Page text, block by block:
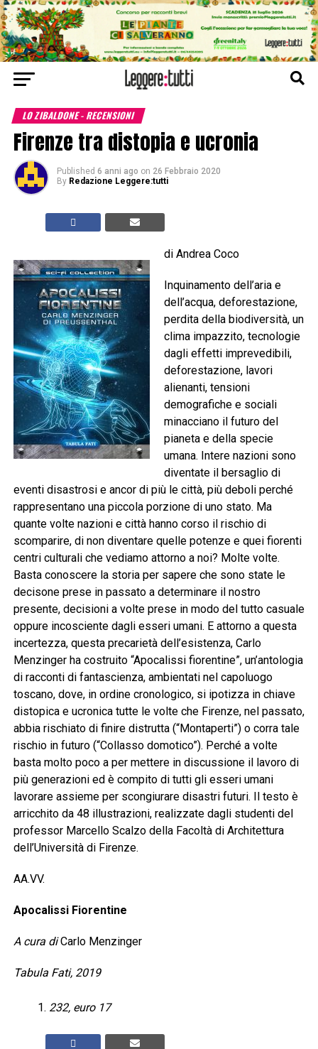
LO ZIBALDONE - RECENSIONI
Firenze tra distopia e ucronia
Published 6 anni ago on 26 Febbraio 2020
By Redazione Leggere:tutti
di Andrea Coco
Inquinamento dell’aria e
dell’acqua, deforestazione,
perdita della biodiversità, un
clima impazzito, tecnologie
dagli effetti imprevedibili,
deforestazione, lavori
alienanti, tensioni
demografiche e sociali
minacciano il futuro del
pianeta e della specie
umana. Intere nazioni sono
diventate il bersaglio di
eventi disastrosi e ancor di più le città, più deboli perché
rappresentano una piccola porzione di uno stato. Ma
quante volte nazioni e città hanno corso il rischio di
scomparire, di non diventare quelle potenze e quei fiorenti
centri culturali che vediamo attorno a noi? Molte volte.
Basta conoscere la storia per sapere che sono state le
decisone prese in passato a determinare il nostro
presente, decisioni a volte prese in modo del tutto casuale
oppure incosciente dagli esseri umani. E attorno a questa
incertezza, questa precarietà dell’esistenza, Carlo
Menzinger ha costruito “Apocalissi fiorentine”, un’antologia
di racconti di fantascienza, ambientati nel capoluogo
toscano, dove, in ordine cronologico, si ipotizza in chiave
distopica e ucronica tutte le volte che Firenze, nel passato,
abbia rischiato di finire distrutta (“Montaperti”) o corra tale
rischio in futuro (“Collasso domotico”). Perché a volte
basta molto poco a per mettere in discussione il lavoro di
più generazioni ed è compito di tutti gli esseri umani
lavorare assieme per scongiurare disastri futuri. Il testo è
arricchito da 48 illustrazioni, realizzate dagli studenti del
professor Marcello Scalzo della Facoltà di Architettura
dell’Università di Firenze.
AA.VV.
Apocalissi Fiorentine
A cura diCarlo Menzinger
Tabula Fati, 2019
232, euro 17